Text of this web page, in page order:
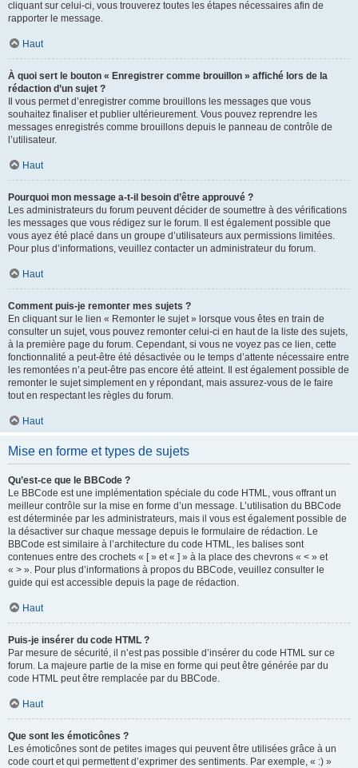
cliquant sur celui-ci, vous trouverez toutes les étapes nécessaires afin de
rapporter le message.
Haut
À quoi sert le bouton « Enregistrer comme brouillon » affiché lors de la
rédaction d’un sujet ?
Il vous permet d’enregistrer comme brouillons les messages que vous
souhaitez finaliser et publier ultérieurement. Vous pouvez reprendre les
messages enregistrés comme brouillons depuis le panneau de contrôle de
l’utilisateur.
Haut
Pourquoi mon message a-t-il besoin d’être approuvé ?
Les administrateurs du forum peuvent décider de soumettre à des vérifications
les messages que vous rédigez sur le forum. Il est également possible que
vous ayez été placé dans un groupe d’utilisateurs aux permissions limitées.
Pour plus d’informations, veuillez contacter un administrateur du forum.
Haut
Comment puis-je remonter mes sujets ?
En cliquant sur le lien « Remonter le sujet » lorsque vous êtes en train de
consulter un sujet, vous pouvez remonter celui-ci en haut de la liste des sujets,
à la première page du forum. Cependant, si vous ne voyez pas ce lien, cette
fonctionnalité a peut-être été désactivée ou le temps d’attente nécessaire entre
les remontées n’a peut-être pas encore été atteint. Il est également possible de
remonter le sujet simplement en y répondant, mais assurez-vous de le faire
tout en respectant les règles du forum.
Haut
Mise en forme et types de sujets
Qu’est-ce que le BBCode ?
Le BBCode est une implémentation spéciale du code HTML, vous offrant un
meilleur contrôle sur la mise en forme d’un message. L’utilisation du BBCode
est déterminée par les administrateurs, mais il vous est également possible de
la désactiver sur chaque message depuis le formulaire de rédaction. Le
BBCode est similaire à l’architecture du code HTML, les balises sont
contenues entre des crochets « [ » et « ] » à la place des chevrons « < » et
« > ». Pour plus d’informations à propos du BBCode, veuillez consulter le
guide qui est accessible depuis la page de rédaction.
Haut
Puis-je insérer du code HTML ?
Par mesure de sécurité, il n’est pas possible d’insérer du code HTML sur ce
forum. La majeure partie de la mise en forme qui peut être générée par du
code HTML peut être remplacée par du BBCode.
Haut
Que sont les émoticônes ?
Les émoticônes sont de petites images qui peuvent être utilisées grâce à un
code court et qui permettent d’exprimer des sentiments. Par exemple, « :) »